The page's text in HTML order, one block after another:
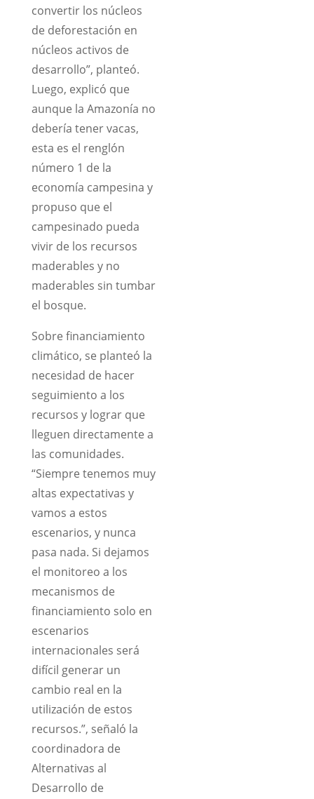
convertir los núcleos
de deforestación en
núcleos activos de
desarrollo”, planteó.
Luego, explicó que
aunque la Amazonía no
debería tener vacas,
esta es el renglón
número 1 de la
economía campesina y
propuso que el
campesinado pueda
vivir de los recursos
maderables y no
maderables sin tumbar
el bosque.
Sobre financiamiento
climático, se planteó la
necesidad de hacer
seguimiento a los
recursos y lograr que
lleguen directamente a
las comunidades.
“Siempre tenemos muy
altas expectativas y
vamos a estos
escenarios, y nunca
pasa nada. Si dejamos
el monitoreo a los
mecanismos de
financiamiento solo en
escenarios
internacionales será
difícil generar un
cambio real en la
utilización de estos
recursos.”, señaló la
coordinadora de
Alternativas al
Desarrollo de